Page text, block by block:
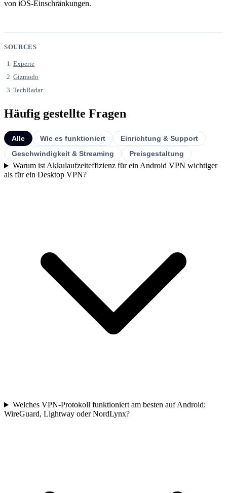
von iOS-Einschränkungen.
SOURCES
Experte
Gizmodo
TechRadar
Häufig gestellte Fragen
Alle Wie es funktioniert
Einrichtung & Support
Geschwindigkeit & Streaming
Preisgestaltung
Warum ist Akkulaufzeiteffizienz für ein Android VPN wichtiger
als für ein Desktop VPN?
Welches VPN-Protokoll funktioniert am besten auf Android:
WireGuard, Lightway oder NordLynx?